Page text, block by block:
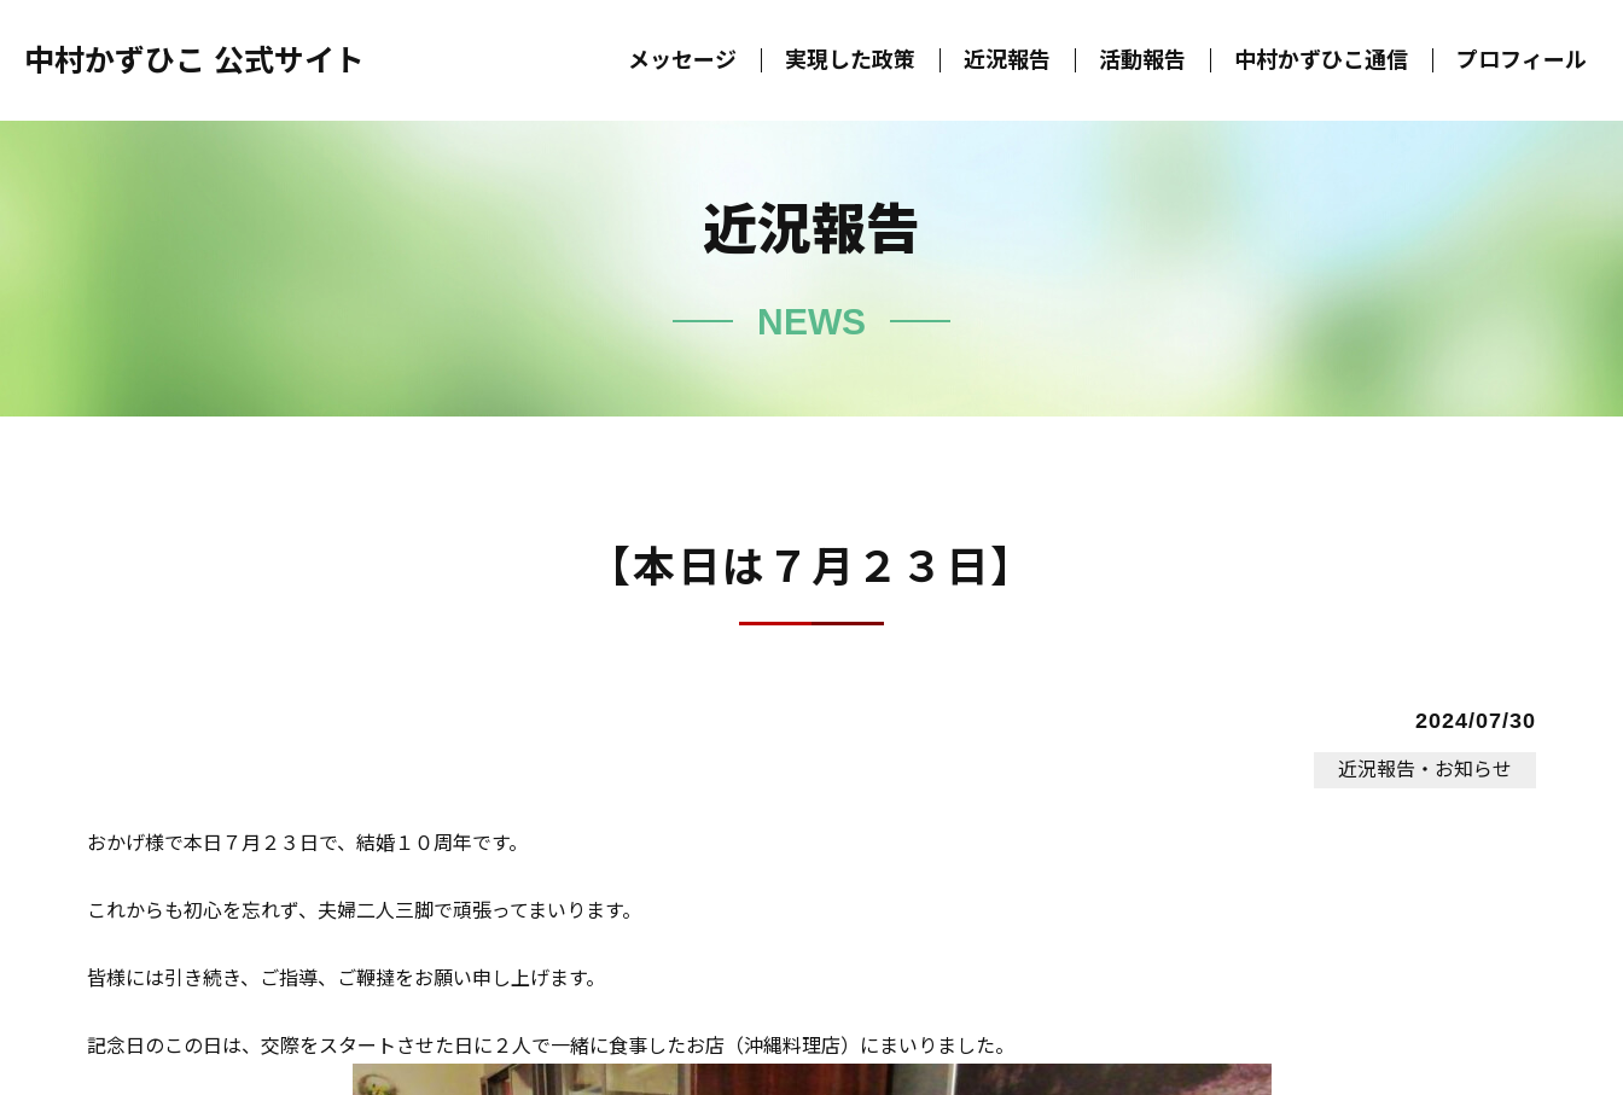
中村かずひこ 公式サイト メッセージ 実現した政策 近況報告 活動報告 中村かずひこ通信 プロフィール
近況報告
NEWS
【本日は７月２３日】
2024/07/30
近況報告・お知らせ
おかげ様で本日７月２３日で、結婚１０周年です。
これからも初心を忘れず、夫婦二人三脚で頑張ってまいります。
皆様には引き続き、ご指導、ご鞭撻をお願い申し上げます。
記念日のこの日は、交際をスタートさせた日に２人で一緒に食事したお店（沖縄料理店）にまいりました。